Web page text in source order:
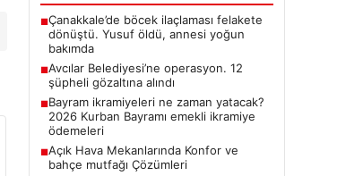
■Çanakkale’de böcek ilaçlaması felakete
dönüştü. Yusuf öldü, annesi yoğun
bakımda
■Avcılar Belediyesi’ne operasyon. 12
şüpheli gözaltına alındı
■Bayram ikramiyeleri ne zaman yatacak?
2026 Kurban Bayramı emekli ikramiye
ödemeleri
■Açık Hava Mekanlarında Konfor ve
bahçe mutfağı Çözümleri